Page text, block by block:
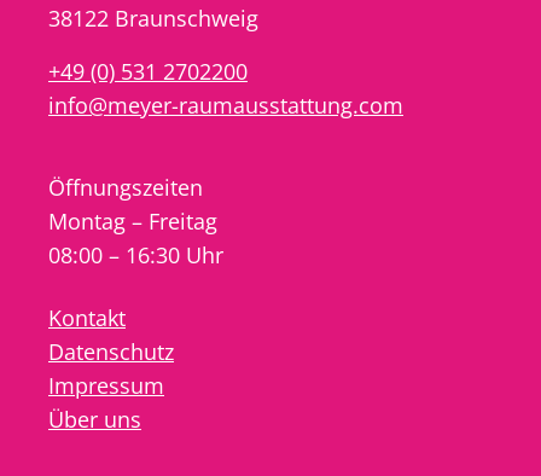
38122 Braunschweig
+49 (0) 531 2702200
info@meyer-raumausstattung.com
Öffnungszeiten
Montag – Freitag
08:00 – 16:30 Uhr
Kontakt
Datenschutz
Impressum
Über uns